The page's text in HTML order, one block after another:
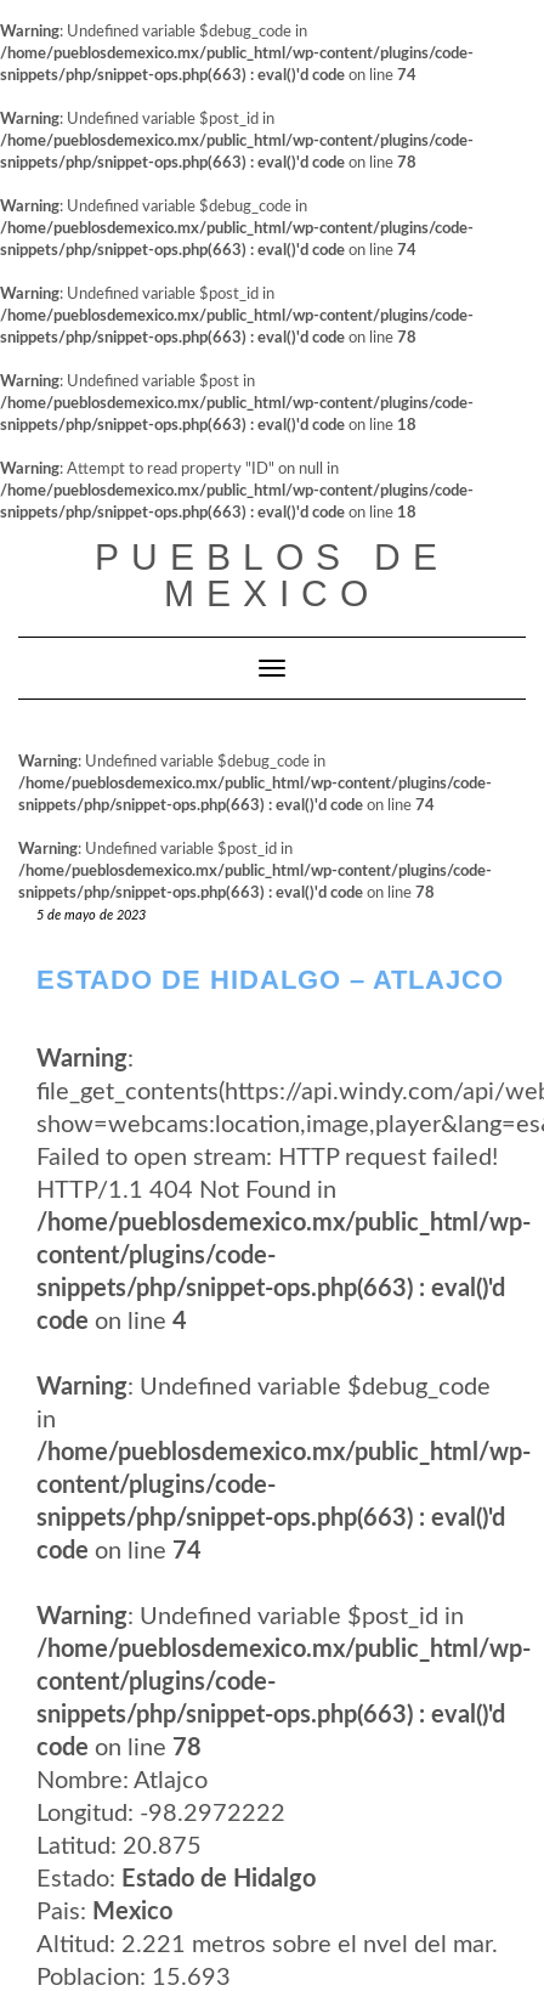
Warning: Undefined variable $debug_code in
/home/pueblosdemexico.mx/public_html/wp-content/plugins/code-
snippets/php/snippet-ops.php(663) : eval()'d code on line 74
Warning: Undefined variable $post_id in
/home/pueblosdemexico.mx/public_html/wp-content/plugins/code-
snippets/php/snippet-ops.php(663) : eval()'d code on line 78
Warning: Undefined variable $debug_code in
/home/pueblosdemexico.mx/public_html/wp-content/plugins/code-
snippets/php/snippet-ops.php(663) : eval()'d code on line 74
Warning: Undefined variable $post_id in
/home/pueblosdemexico.mx/public_html/wp-content/plugins/code-
snippets/php/snippet-ops.php(663) : eval()'d code on line 78
Warning: Undefined variable $post in
/home/pueblosdemexico.mx/public_html/wp-content/plugins/code-
snippets/php/snippet-ops.php(663) : eval()'d code on line 18
Warning: Attempt to read property "ID" on null in
/home/pueblosdemexico.mx/public_html/wp-content/plugins/code-
snippets/php/snippet-ops.php(663) : eval()'d code on line 18
PUEBLOS DE
MEXICO
Cambiar modo de navegación
Warning: Undefined variable $debug_code in
/home/pueblosdemexico.mx/public_html/wp-content/plugins/code-
snippets/php/snippet-ops.php(663) : eval()'d code on line 74
Warning: Undefined variable $post_id in
/home/pueblosdemexico.mx/public_html/wp-content/plugins/code-
snippets/php/snippet-ops.php(663) : eval()'d code on line 78
5 de mayo de 2023
ESTADO DE HIDALGO – ATLAJCO
Warning:
file_get_contents(https://api.windy.com/api/
Failed to open stream: HTTP request failed!
HTTP/1.1 404 Not Found in
/home/pueblosdemexico.mx/public_html/wp-
content/plugins/code-
snippets/php/snippet-ops.php(663) : eval()'d
code on line 4
Warning: Undefined variable $debug_code
in
/home/pueblosdemexico.mx/public_html/wp-
content/plugins/code-
snippets/php/snippet-ops.php(663) : eval()'d
code on line 74
Warning: Undefined variable $post_id in
/home/pueblosdemexico.mx/public_html/wp-
content/plugins/code-
snippets/php/snippet-ops.php(663) : eval()'d
code on line 78
Nombre: Atlajco
Longitud: -98.2972222
Latitud: 20.875
Estado: Estado de Hidalgo
Pais: Mexico
Altitud: 2.221 metros sobre el nvel del mar.
Poblacion: 15.693